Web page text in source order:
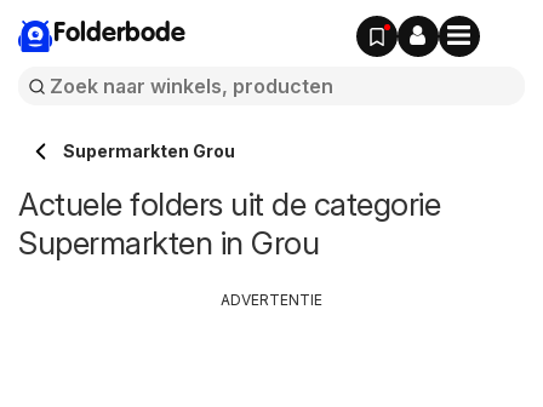
Folderbode
Supermarkten Grou
Actuele folders uit de categorie
Supermarkten in Grou
ADVERTENTIE